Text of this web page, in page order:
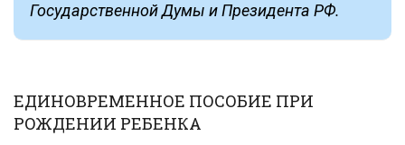
Государственной Думы и Президента РФ.
ЕДИНОВРЕМЕННОЕ ПОСОБИЕ ПРИ
РОЖДЕНИИ РЕБЕНКА